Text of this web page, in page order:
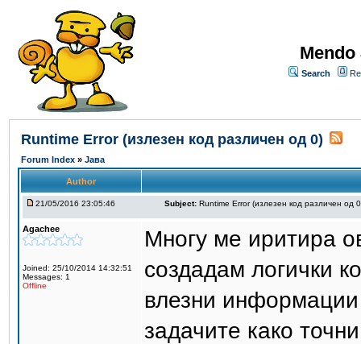
Search
Runtime Error (излезен код различен од 0)
Forum Index » Јава
Author
21/05/2016 23:05:46 Subject: Runtime Error (излезен код различен од
Agachee
Joined: 25/10/2014 14:32:51
Messages: 1
Offline
Многу ме иритира
создадам логички
влезни
задачите како